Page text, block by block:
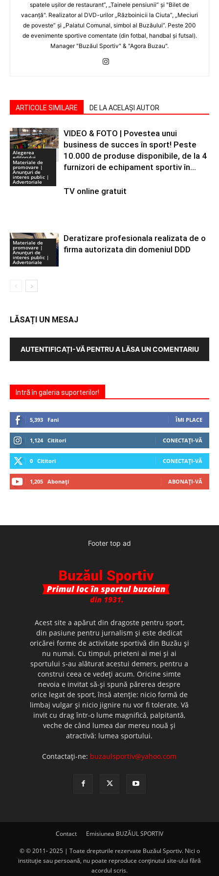
spatele uşilor de restaurant”, „Tainele pensiunii” şi "Bilet de
vacanţă". Realizator al DVD-urilor „Războinicii la Ciuta”, „Meciuri
de poveste” şi „Palatul Comunal, simbol al Buzăului”. Peste 200
de evenimente sportive comentate (din fotbal, handbal şi futsal).
Manager "Buzăul Sportiv" & "Agora Buzau".
ARTICOLE SIMILARE DE LA ACELAȘI AUTOR
Alegerea
editorului
VIDEO & FOTO | Povestea unui
business de succes în sport! Peste
10.000 de produse disponibile, de la 4
furnizori de echipament sportiv în...
Materiale de
promovare |
Anunţuri de
interes public |
Advertoriale
TV online gratuit
Materiale de
promovare |
Anunţuri de
interes public |
Advertoriale
Deratizare profesionala realizata de o
firma autorizata din domeniul DDD
LĂSAȚI UN MESAJ
AUTENTIFICAȚI-VĂ PENTRU A LĂSA UN COMENTARIU
Intră în galeria suporterilor!
5,393 Fani ÎMI PLACE
1,124 Cititori CONECTAȚI-VĂ
0 Cititori CONECTAȚI-VĂ
1,205 Abonați ABONAȚI-VĂ
Footer top ad
Acest site a apărut din dragoste pentru sport,
din pasiune pentru jurnalism şi este dedicat
oricărei forme de activitate sportivă din Buzău şi
nu numai. Cu timpul, prieteni ai mei şi ai
sportului s-au alăturat acestui demers, pentru a
construi ceea ce vedeţi acum. Oricine simte
nevoia e invitat să-şi spună părerea despre
orice legat de sport, însă atenţie: nicio formă de
limbaj vulgar şi nicio jignire nu vor fi tolerate. Vă
invit cu drag într-o lume magnifică, palpitantă,
veche de când lumea dar mereu nouă şi
atractivă: lumea sportului.
Contactați-ne: buzaulsportiv@yahoo.com
Contact Emisiunea BUZĂUL SPORTIV
© © 2011- 2025 | Toate drepturile rezervate Buzăul Sportiv. Nici o
instituţie sau persoană, nu poate reproduce conţinutul site-ului fără
acordul scris.